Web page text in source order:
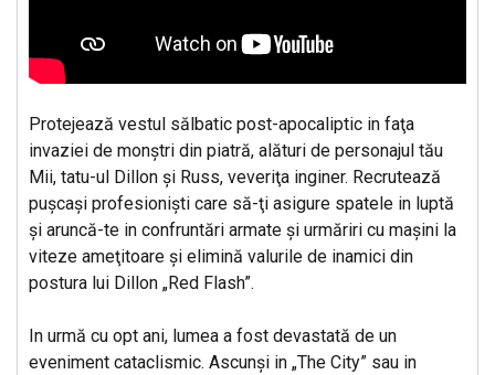
Protejează vestul sălbatic post-apocaliptic in faţa
invaziei de monştri din piatră, alături de personajul tău
Mii, tatu-ul Dillon şi Russ, veveriţa inginer. Recrutează
puşcaşi profesionişti care să-ţi asigure spatele in luptă
şi aruncă-te in confruntări armate şi urmăriri cu maşini la
viteze ameţitoare şi elimină valurile de inamici din
postura lui Dillon „Red Flash”.
In urmă cu opt ani, lumea a fost devastată de un
eveniment cataclismic. Ascunşi in „The City” sau in